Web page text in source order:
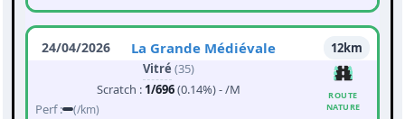
24/04/2026 La Grande Médiévale
12km
Vitré (35)
Scratch : 1/696(0.14%) - /M
Perf :
(/km)
ROUTE
NATURE